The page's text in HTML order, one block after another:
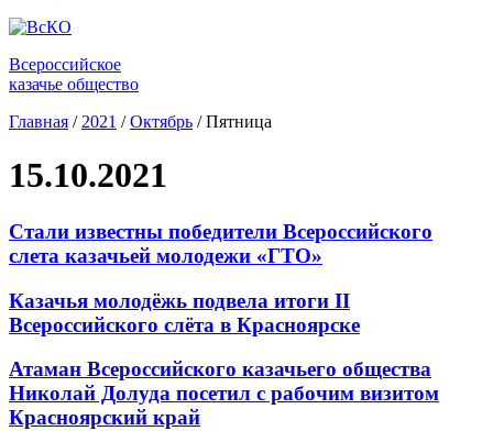
Всероссийское
казачье общество
Главная / 2021 / Октябрь /Пятница
15.10.2021
Стали известны победители Всероссийского
слета казачьей молодежи «ГТО»
Казачья молодёжь подвела итоги II
Всероссийского слёта в Красноярске
Атаман Всероссийского казачьего общества
Николай Долуда посетил с рабочим визитом
Красноярский край